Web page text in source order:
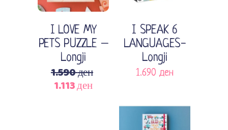
I LOVE MY
PETS PUZZLE –
Longji
1.590ден
Original
1.113денCurrent
I SPEAK 6
LANGUAGES-
Longji
1.690 ден
Додади во кошничка